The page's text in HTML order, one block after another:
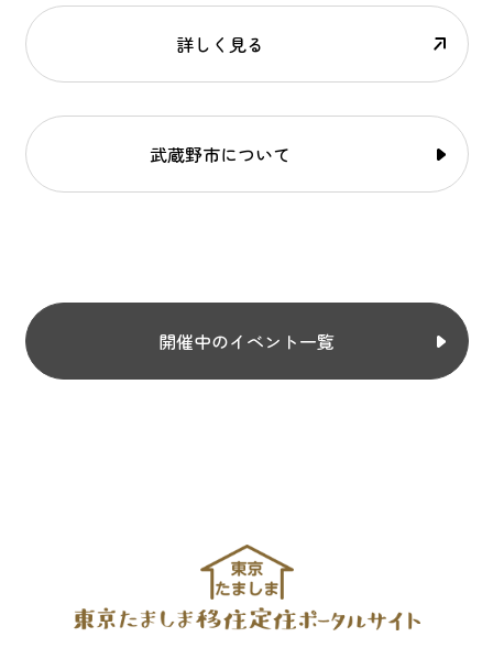
詳しく見る
武蔵野市について
開催中のイベント一覧